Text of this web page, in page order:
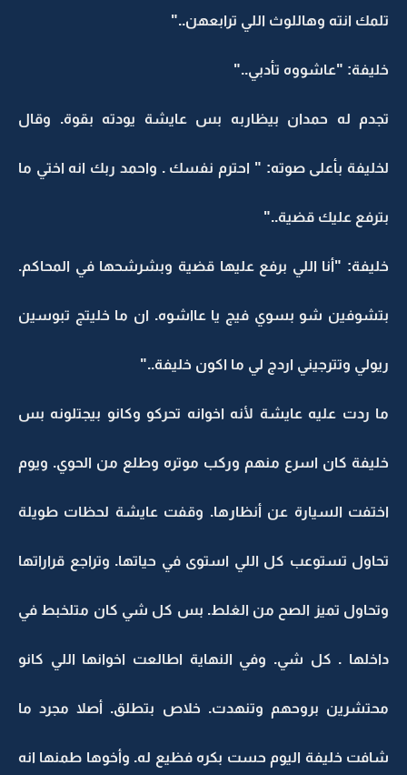
تلمك انته وهاللوث اللي ترابعهن.."
خليفة: "عاشووه تأدبي.."
تجدم له حمدان بيظاربه بس عايشة يودته بقوة. وقال
لخليفة بأعلى صوته: " احترم نفسك . واحمد ربك انه اختي ما
بترفع عليك قضية.."
خليفة: "أنا اللي برفع عليها قضية وبشرشحها في المحاكم.
بتشوفين شو بسوي فيج يا عااشوه. ان ما خليتج تبوسين
ريولي وتترجيني اردج لي ما اكون خليفة.."
ما ردت عليه عايشة لأنه اخوانه تحركو وكانو بيجتلونه بس
خليفة كان اسرع منهم وركب موتره وطلع من الحوي. ويوم
اختفت السيارة عن أنظارها. وقفت عايشة لحظات طويلة
تحاول تستوعب كل اللي استوى في حياتها. وتراجع قراراتها
وتحاول تميز الصح من الغلط. بس كل شي كان متلخبط في
داخلها . كل شي. وفي النهاية اطالعت اخوانها اللي كانو
محتشرين بروحهم وتنهدت. خلاص بتطلق. أصلا مجرد ما
شافت خليفة اليوم حست بكره فظيع له. وأخوها طمنها انه